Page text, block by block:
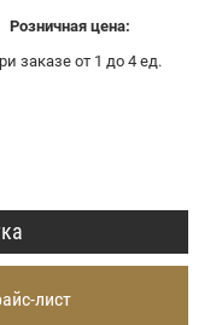
Розничная цена:
заказе от 1 до 4 ед.
лист